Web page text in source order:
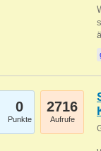
0
Punkte
2716
Aufrufe